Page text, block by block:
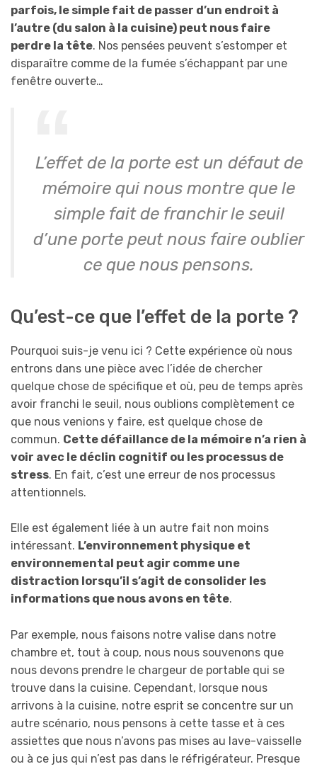
parfois, le simple fait de passer d’un endroit à
l’autre (du salon à la cuisine) peut nous faire
perdre la tête. Nos pensées peuvent s’estomper et
disparaître comme de la fumée s’échappant par une
fenêtre ouverte…
L’effet de la porte est un défaut de
mémoire qui nous montre que le
simple fait de franchir le seuil
d’une porte peut nous faire oublier
ce que nous pensons.
Qu’est-ce que l’effet de la porte ?
Pourquoi suis-je venu ici ? Cette expérience où nous
entrons dans une pièce avec l’idée de chercher
quelque chose de spécifique et où, peu de temps après
avoir franchi le seuil, nous oublions complètement ce
que nous venions y faire, est quelque chose de
commun. Cette défaillance de la mémoire n’a rien à
voir avec le déclin cognitif ou les processus de
stress. En fait, c’est une erreur de nos processus
attentionnels.
Elle est également liée à un autre fait non moins
intéressant. L’environnement physique et
environnemental peut agir comme une
distraction lorsqu’il s’agit de consolider les
informations que nous avons en tête.
Par exemple, nous faisons notre valise dans notre
chambre et, tout à coup, nous nous souvenons que
nous devons prendre le chargeur de portable qui se
trouve dans la cuisine. Cependant, lorsque nous
arrivons à la cuisine, notre esprit se concentre sur un
autre scénario, nous pensons à cette tasse et à ces
assiettes que nous n’avons pas mises au lave-vaisselle
ou à ce jus qui n’est pas dans le réfrigérateur. Presque